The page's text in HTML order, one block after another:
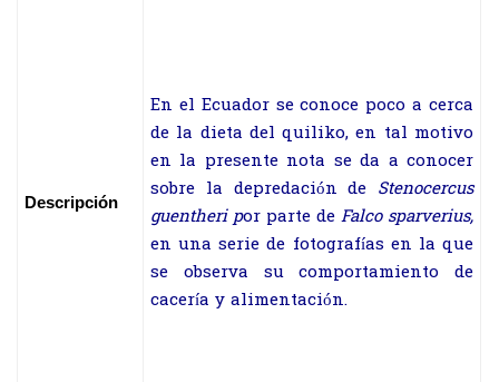
Descripción
En el Ecuador se conoce poco a cerca
de la dieta del quiliko, en tal motivo
en la presente nota se da a conocer
sobre la depredación de Stenocercus
guentheri por parte de Falco sparverius,
en una serie de fotografías en la que
se observa su comportamiento de
cacería y alimentación.